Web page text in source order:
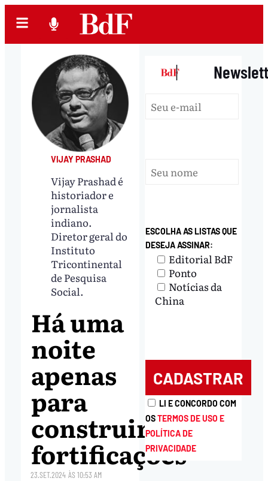
VIJAY PRASHAD
Vijay Prashad é
historiador e
jornalista
indiano.
Diretor geral do
Instituto
Tricontinental
de Pesquisa
Social.
Há uma
noite
apenas
para
construir
fortificações
23.SET.2024 ÀS10:53 AM
|
ESCOLHA AS LISTAS QUE
DESEJA ASSINAR:
Editorial BdF
Ponto
Notícias da
China
LI E CONCORDO COM
OSTERMOS DE USO E
POLÍTICA DE
PRIVACIDADE